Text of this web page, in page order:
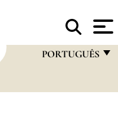
PORTUGUÊS